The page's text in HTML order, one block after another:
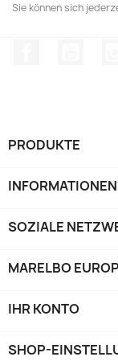
Sie können sich
PRODUKTE
SOZIALE
MARELBO
IHR KONTO
SHOP-